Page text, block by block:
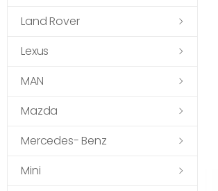
Land Rover
Lexus
MAN
Mazda
Mercedes- Benz
Mini